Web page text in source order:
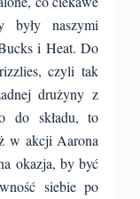
były naszymi
i Heat. Do
czyli tak
drużyny z
do składu, to
w akcji Aarona
okazja, by być
siebie po